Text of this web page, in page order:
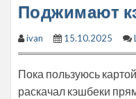
Поджимают
ivan 15.10.2025
Пока пользуюсь
раскачал кэшбеки